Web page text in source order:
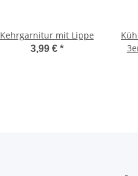
Kehrgarnitur mit Lippe
3,99 € *